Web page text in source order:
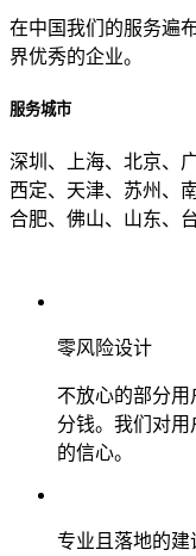
在中国我们的服务遍
界优秀的企业。
服务城市
深圳、上海、北京、
西定、天津、苏州、
合肥、佛山、山东、
零风险设计
不放心的部分
分钱。我们对
的信心。
专业且落地的建